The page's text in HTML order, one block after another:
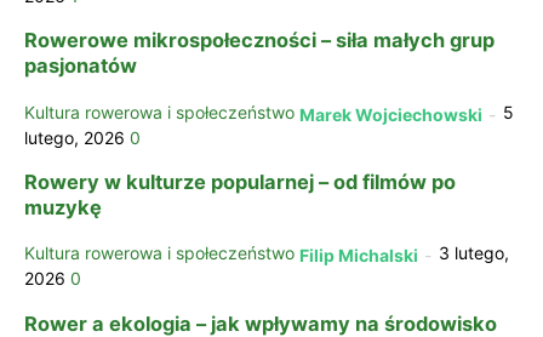
Rowerowe mikrospołeczności – siła małych grup
pasjonatów
Kultura rowerowa i społeczeństwo Marek Wojciechowski - 5
lutego, 2026 0
Rowery w kulturze popularnej – od filmów po
muzykę
Kultura rowerowa i społeczeństwo Filip Michalski - 3 lutego,
2026 0
Rower a ekologia – jak wpływamy na środowisko